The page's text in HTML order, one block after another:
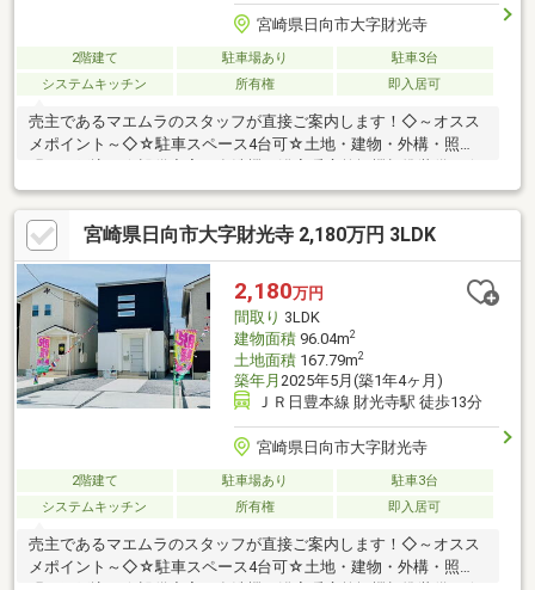
宮崎県日向市大字財光寺
2階建て 駐車場あり
駐車3台
システムキッチン
所有権 即入居可
売主であるマエムラのスタッフが直接ご案内します！◇～オスス
メポイント～◇☆駐車スペース4台可☆土地・建物・外構・照
家族との会話も弾むカウンターキッチン☆全居室収納付きでお部
屋広々♪☆住宅瑕疵担保責任保険、地盤保証、しろあり保証、ア
フターサービス付き◇～周辺環境～◇☆財光寺南小学校 徒歩7
分／財光寺中学校 徒歩24分☆マルイチ財光寺店 徒歩13分【ご
見学のご予約・お問い合わせ方法】☆TEL『0982-20-5489』まで
お電話、または『見学予約する(無料)』からお気軽にお問い合わ
せください。
宮崎県日向市大字財光寺 2,180万円 3LDK
2,180万円
間取り 3LDK
建物面積96.04m2
土地面積167.79m2
築年月 2025年5月(築1年4ヶ月)
ＪＲ日豊本線 財光寺駅 徒歩13分
宮崎県日向市大字財光寺
2階建て 駐車場あり
駐車3台
システムキッチン
所有権 即入居可
売主であるマエムラのスタッフが直接ご案内します！◇～オスス
メポイント～◇☆駐車スペース4台可☆土地・建物・外構・照